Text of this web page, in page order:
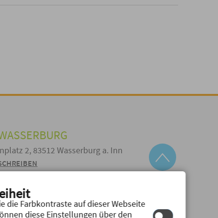
2, 83512 Wasserburg a. Inn
die Farbkontraste auf dieser Webseite
diese Einstellungen über den